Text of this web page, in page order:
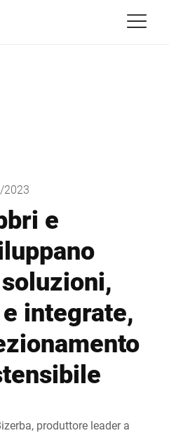
2023
e
integrate,
produttore leader a